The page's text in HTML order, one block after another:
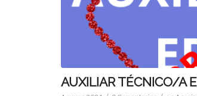
AUXILIAR TÉCNICO/A